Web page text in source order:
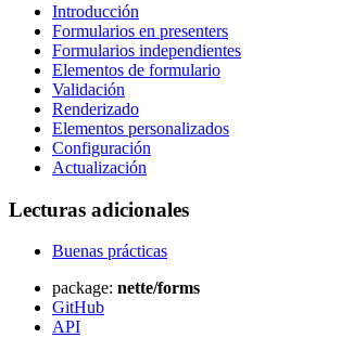
Introducción
Formularios en presenters
Formularios independientes
Elementos de formulario
Validación
Renderizado
Elementos personalizados
Configuración
Actualización
Lecturas adicionales
Buenas prácticas
package: nette/forms
GitHub
API